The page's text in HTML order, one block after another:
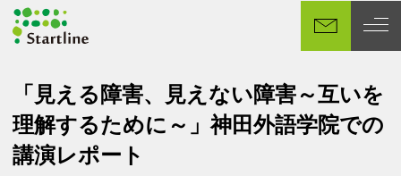
イ
テ
ン
ツ
「見える障害、見えない障害～互いを
理解するために～」神田外語学院での
講演レポート